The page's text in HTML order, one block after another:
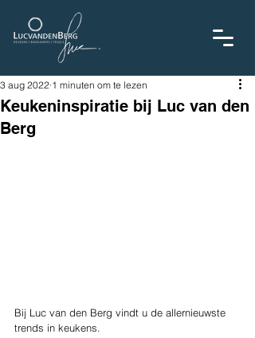
Keukeninspiratie bij Luc van den
Berg
3 aug 2022 1 minuten om te lezen
Bij Luc van den Berg vindt u de allernieuwste
trends in keukens.